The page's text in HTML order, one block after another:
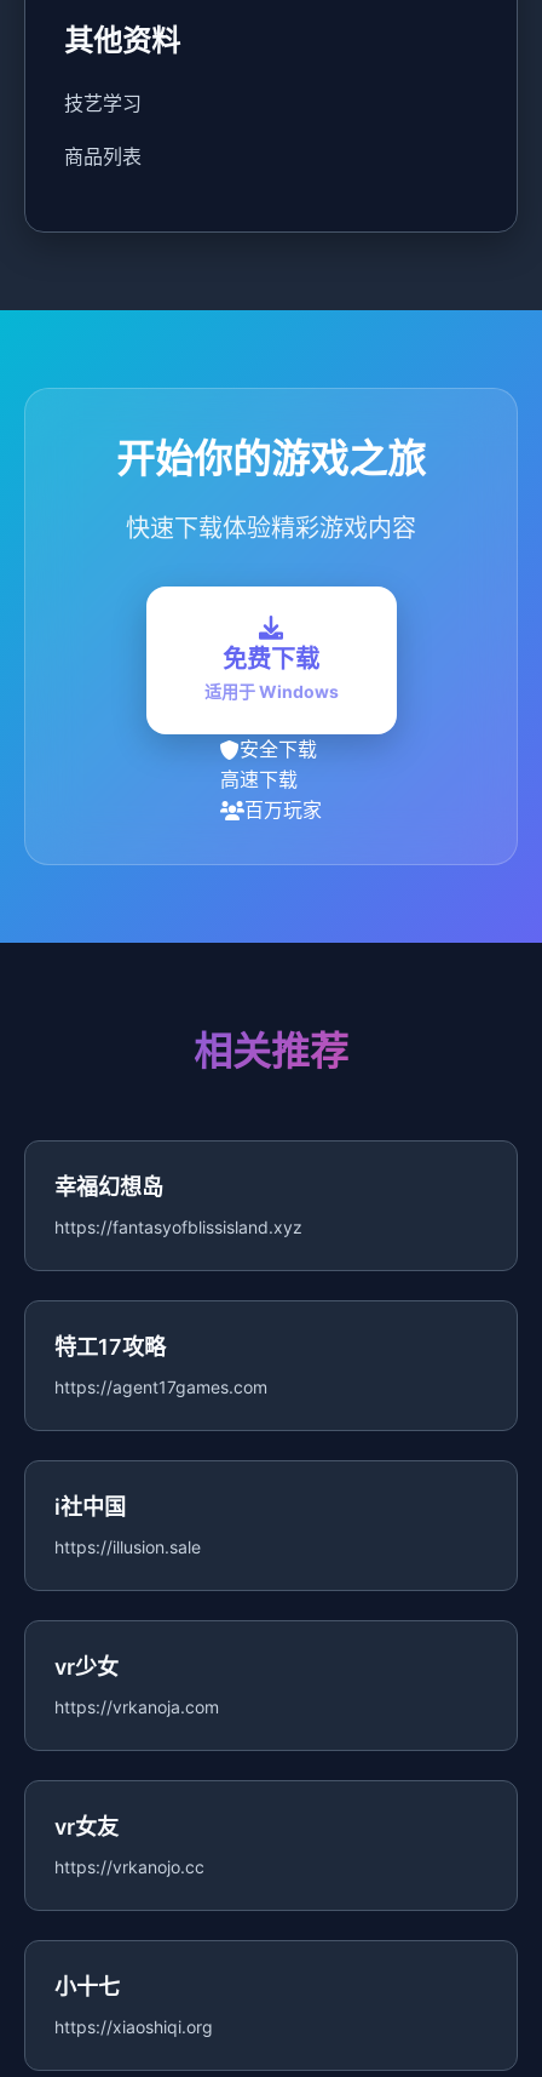
其他资料
技艺学习
商品列表
开始你的游戏之旅
快速下载体验精彩游戏内容
免费下载
适用于 Windows
安全下载
高速下载
百万玩家
相关推荐
幸福幻想岛
https://fantasyofblissisland.xyz
特工17攻略
https://agent17games.com
i社中国
https://illusion.sale
vr少女
https://vrkanoja.com
vr女友
https://vrkanojo.cc
小十七
https://xiaoshiqi.org